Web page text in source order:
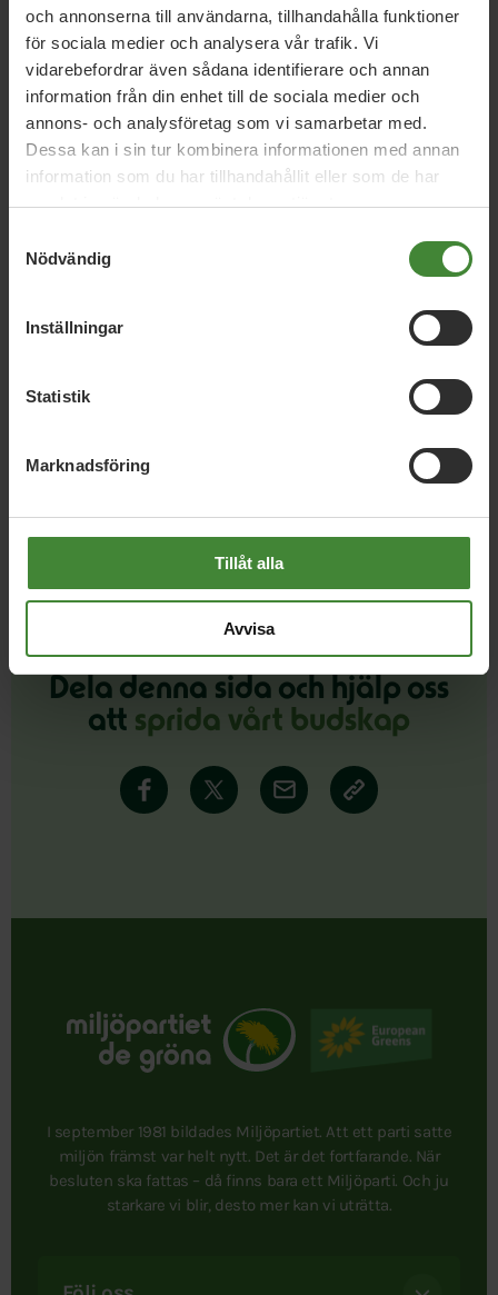
och annonserna till användarna, tillhandahålla funktioner
för sociala medier och analysera vår trafik. Vi
vidarebefordrar även sådana identifierare och annan
information från din enhet till de sociala medier och
annons- och analysföretag som vi samarbetar med.
Dessa kan i sin tur kombinera informationen med annan
information som du har tillhandahållit eller som de har
samlat in när du har använt deras tjänster.
Nödvändig
Inställningar
Statistik
Marknadsföring
Tillåt alla
Avvisa
Uppsala län, 28 september 2023
Tågkaoset är ett enormt misslyckande
Uppsala län, 25 mars 2023
Förenkla kollektivtrafiken – men till
Dela denna sida och hjälp oss
att sprida vårt budskap
I september 1981 bildades Miljöpartiet. Att ett parti satte
miljön främst var helt nytt. Det är det fortfarande. När
besluten ska fattas – då finns bara ett Miljöparti. Och ju
starkare vi blir, desto mer kan vi uträtta.